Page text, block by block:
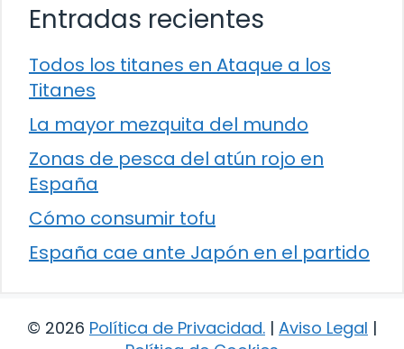
Entradas recientes
Todos los titanes en Ataque a los
Titanes
La mayor mezquita del mundo
Zonas de pesca del atún rojo en
España
Cómo consumir tofu
España cae ante Japón en el partido
© 2026 Política de Privacidad. | Aviso Legal |